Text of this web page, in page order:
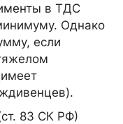
в ТДС
Однако
если
83 СК РФ)